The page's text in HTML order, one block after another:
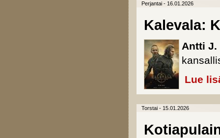
Perjantai - 16.01.2026
Kalevala:
Antti J.
Lue
Torstai - 15.01.2026